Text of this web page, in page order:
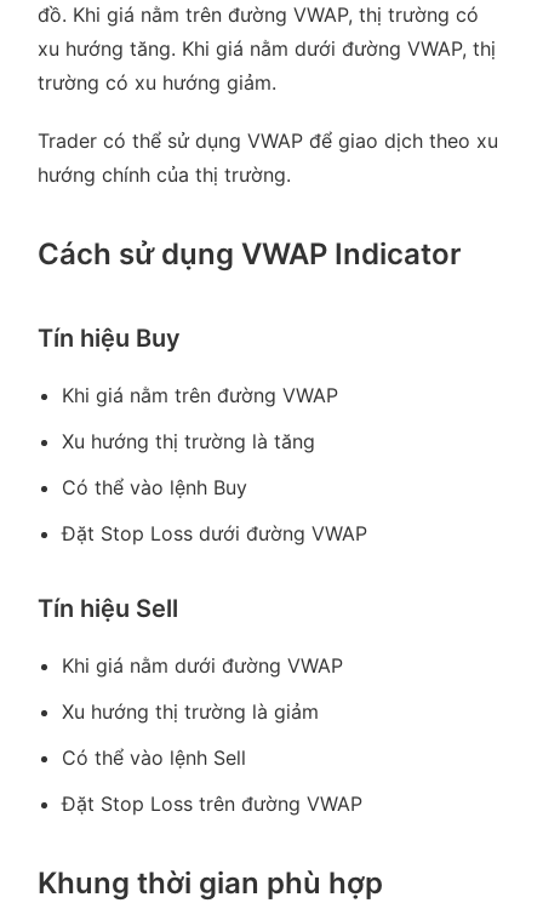
đồ. Khi giá nằm trên đường VWAP, thị trường có
xu hướng tăng. Khi giá nằm dưới đường VWAP, thị
trường có xu hướng giảm.
Trader có thể sử dụng VWAP để giao dịch theo xu
hướng chính của thị trường.
Cách sử dụng VWAP Indicator
Tín hiệu Buy
Khi giá nằm trên đường VWAP
Xu hướng thị trường là tăng
Có thể vào lệnh Buy
Đặt Stop Loss dưới đường VWAP
Tín hiệu Sell
Khi giá nằm dưới đường VWAP
Xu hướng thị trường là giảm
Có thể vào lệnh Sell
Đặt Stop Loss trên đường VWAP
Khung thời gian phù hợp